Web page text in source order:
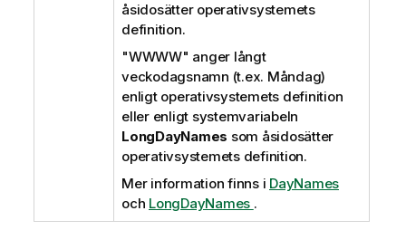
åsidosätter operativsystemets
definition.
"WWWW" anger långt
veckodagsnamn (t.ex. Måndag)
enligt operativsystemets definition
eller enligt systemvariabeln
LongDayNames som åsidosätter
operativsystemets definition.
Mer information finns i DayNames
och LongDayNames .